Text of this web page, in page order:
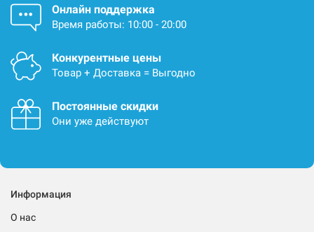
Онлайн поддержка
Время работы: 10:00 - 20:00
Конкурентные цены
Товар + Доставка = Выгодно
Постоянные скидки
Они уже действуют
Информация
О нас